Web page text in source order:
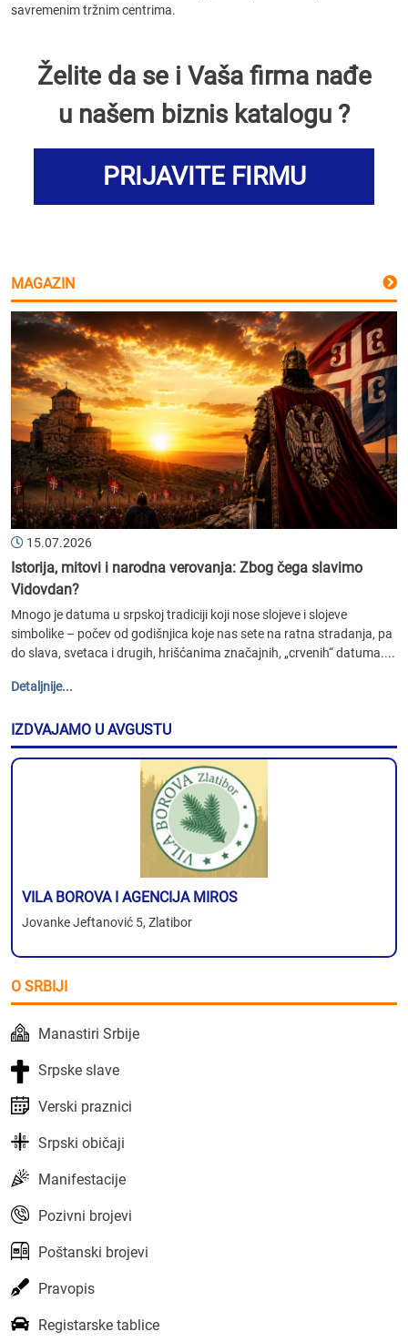
savremenim tržnim centrima.
Želite da se i Vaša firma nađe
u našem biznis katalogu ?
PRIJAVITE FIRMU
MAGAZIN
15.07.2026
Istorija, mitovi i narodna verovanja: Zbog čega slavimo
Vidovdan?
Mnogo je datuma u srpskoj tradiciji koji nose slojeve i slojeve
simbolike – počev od godišnjica koje nas sete na ratna stradanja, pa
do slava, svetaca i drugih, hrišćanima značajnih, „crvenih“ datuma....
Detaljnije...
IZDVAJAMO U AVGUSTU
VILA BOROVA I AGENCIJA MIROS
Jovanke Jeftanović 5, Zlatibor
O SRBIJI
Manastiri Srbije
Srpske slave
Verski praznici
Srpski običaji
Manifestacije
Pozivni brojevi
Poštanski brojevi
Pravopis
Registarske tablice